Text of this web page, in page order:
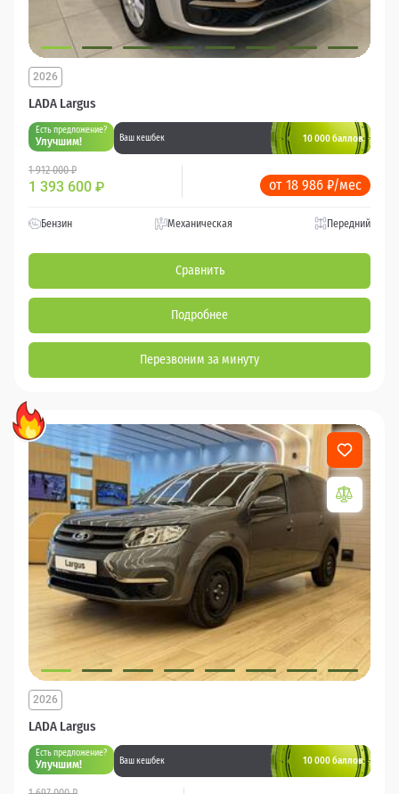
LADA Largus
2026
Есть предложение?
Улучшим! Ваш кешбек 10 000 баллов
1 912 000 ₽
1 393 600 ₽ от 18 986 ₽/мес
Бензин Механическая Передний
Сравнить
Подробнее
Перезвоним за минуту
LADA Largus
2026
Есть предложение?
Улучшим! Ваш кешбек 10 000 баллов